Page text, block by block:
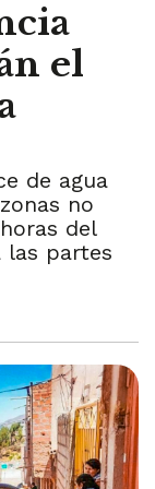
el
de agua
no
del
las partes